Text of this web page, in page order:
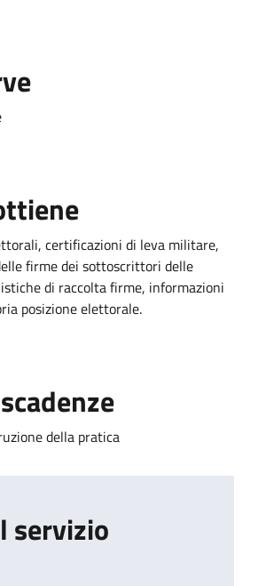
certificazioni di leva militare,
firme dei sottoscrittori delle
di raccolta firme, informazioni
posizione elettorale.
della pratica
servizio